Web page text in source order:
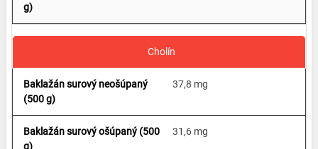
Cholín
37,8 mg
31,6 mg